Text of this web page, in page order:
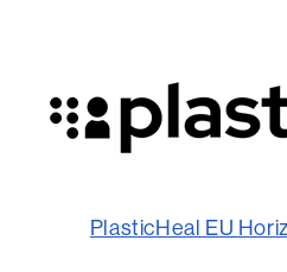
PlasticHeal EU